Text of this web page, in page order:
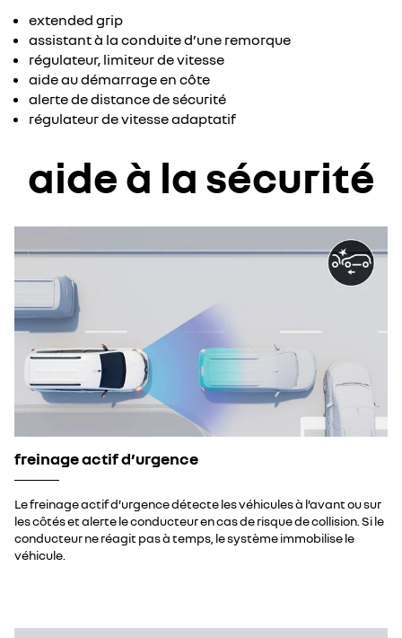
extended grip
assistant à la conduite d’une remorque
régulateur, limiteur de vitesse
aide au démarrage en côte
alerte de distance de sécurité
régulateur de vitesse adaptatif
aide à la sécurité
freinage actif d’urgence
Le freinage actif d’urgence détecte les véhicules à l’avant ou sur
les côtés et alerte le conducteur en cas de risque de collision. Si le
conducteur ne réagit pas à temps, le système immobilise le
véhicule.